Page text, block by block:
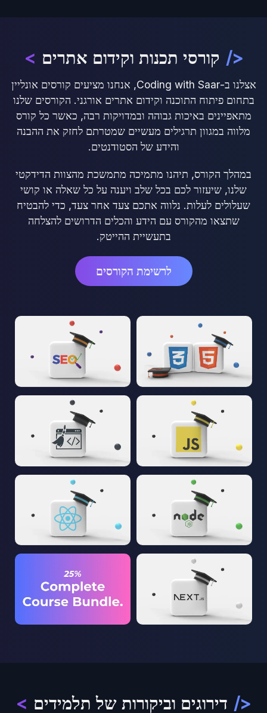
</ קורסי תכנות וקידום אתרים >
אצלנו ב-Coding with Saar, אנחנו מציעים קורסים אונליין
בתחום פיתוח התוכנה וקידום אתרים אורגני. הקורסים שלנו
מתאפיינים באיכות גבוהה ובמדויקות רבה, כאשר כל קורס
מלווה במגוון תרגילים מעשיים שמטרתם לחזק את ההבנה
והידע של הסטודנטים.
במהלך הקורס, תיהנו מתמיכה מתמשכת מהצוות הדידקטי
שלנו, שיעזור לכם בכל שלב ויענה על כל שאלה או קושי
שעלולים לעלות. נלווה אתכם צעד אחר צעד, כדי להבטיח
שתצאו מהקורס עם הידע והכלים הדרושים להצלחה
בתעשיית ההייטק.
לרשימת הקורסים
</ דירוגים וביקורות של תלמידים >